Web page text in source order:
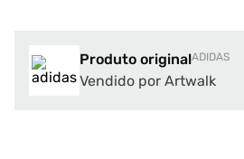
Produto originalADIDAS
Vendido por Artwalk